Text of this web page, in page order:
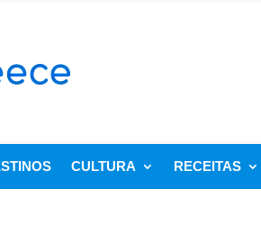
CULTURA RECEITAS